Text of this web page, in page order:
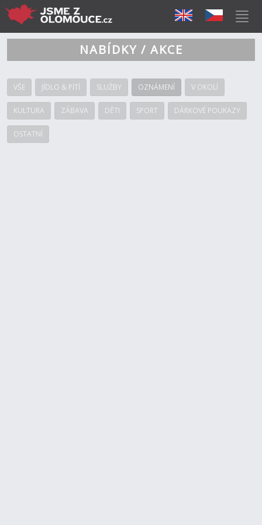
NABÍDKY / AKCE
VŠE JÍDLO & PITÍ SLUŽBY OZNÁMENÍ V OKOLÍ
KULTURA ZÁBAVA DĚTI SPORT DÁRKOVÉ POUKAZY
OSTATNÍ